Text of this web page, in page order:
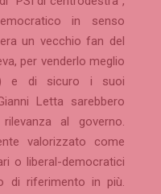
in senso
un vecchio fan del
per venderlo meglio
e di sicuro i suoi
Letta sarebbero
al governo.
valorizzato come
o liberal-democratici
di riferimento in più.